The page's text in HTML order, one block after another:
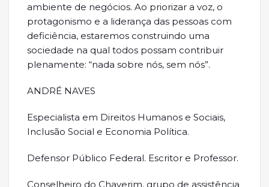
ambiente de negócios. Ao priorizar a voz, o
protagonismo e a liderança das pessoas com
deficiência, estaremos construindo uma
sociedade na qual todos possam contribuir
plenamente: “nada sobre nós, sem nós”.
ANDRÉ NAVES
Especialista em Direitos Humanos e Sociais,
Inclusão Social e Economia Política.
Defensor Público Federal. Escritor e Professor.
Conselheiro do Chaverim, grupo de assistência